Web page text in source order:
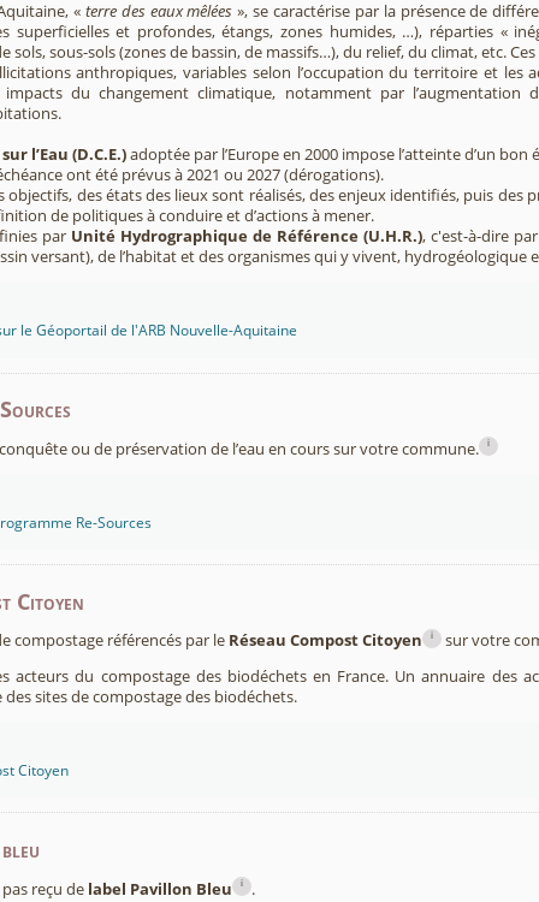
« terre des eaux mêlées », se caractérise par la présence de
superficielles et profondes, étangs, zones humides, …), réparties «
sols, sous-sols (zones de bassin, de massifs…), du relief, du climat, etc.
anthropiques, variables selon l’occupation du territoire et les
impacts du changement climatique, notamment par l’augmentation
l’Eau (D.C.E.)adoptée par l’Europe en 2000 impose l’atteinte d’un
ont été prévus à 2021 ou 2027 (dérogations).
objectifs, des états des lieux sont réalisés, des enjeux identifiés, puis des
de politiques à conduire et d’actions à mener.
par Unité Hydrographique de Référence (U.H.R.), c'est-à-dire
versant), de l’habitat et des organismes qui y vivent, hydrogéologique
le Géoportail de l'ARB Nouvelle-Aquitaine
ou de préservation de l’eau en cours sur votre commune. i
Re-Sources
Citoyen
compostage référencés par le Réseau Compost Citoyen i
sur votre
acteurs du compostage des biodéchets en France. Un annuaire des
sites de compostage des biodéchets.
Citoyen
reçu de label Pavillon Bleu i
.